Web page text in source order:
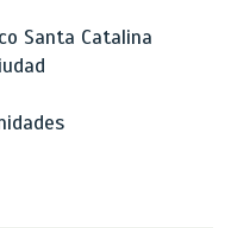
Santa Catalina